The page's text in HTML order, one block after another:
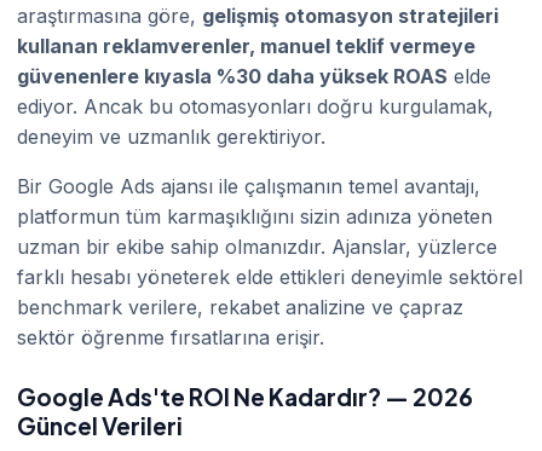
araştırmasına göre, gelişmiş otomasyon stratejileri
kullanan reklamverenler, manuel teklif vermeye
güvenenlere kıyasla %30 daha yüksek ROAS elde
ediyor. Ancak bu otomasyonları doğru kurgulamak,
deneyim ve uzmanlık gerektiriyor.
Bir Google Ads ajansı ile çalışmanın temel avantajı,
platformun tüm karmaşıklığını sizin adınıza yöneten
uzman bir ekibe sahip olmanızdır. Ajanslar, yüzlerce
farklı hesabı yöneterek elde ettikleri deneyimle sektörel
benchmark verilere, rekabet analizine ve çapraz
sektör öğrenme fırsatlarına erişir.
Google Ads'te ROI Ne Kadardır? — 2026
Güncel Verileri